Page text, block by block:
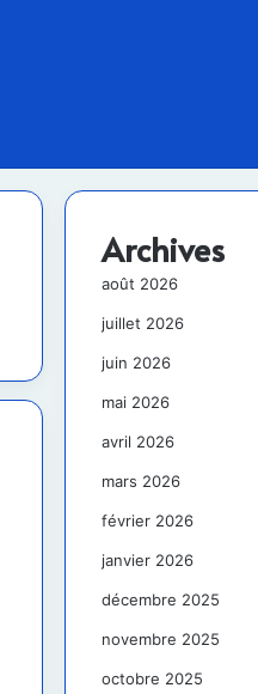
Archives
août 2026
juillet 2026
juin 2026
mai 2026
avril 2026
mars 2026
février 2026
janvier 2026
décembre 2025
novembre 2025
octobre 2025